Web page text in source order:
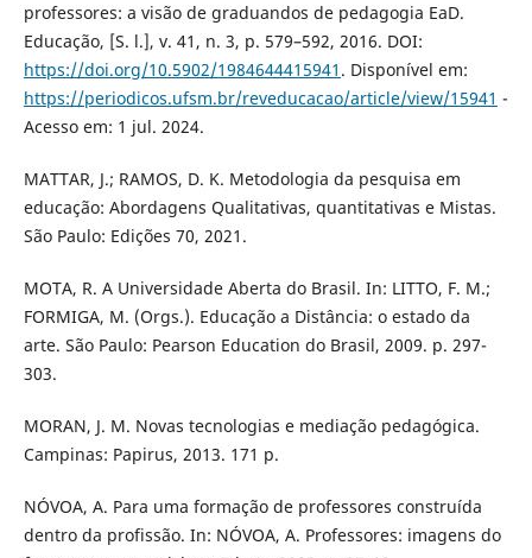
professores: a visão de graduandos de pedagogia EaD.
Educação, [S. l.], v. 41, n. 3, p. 579–592, 2016. DOI:
https://doi.org/10.5902/1984644415941 . Disponível em:
https://periodicos.ufsm.br/reveducacao/article/view/15941 -
Acesso em: 1 jul. 2024.
MATTAR, J.; RAMOS, D. K. Metodologia da pesquisa em
educação: Abordagens Qualitativas, quantitativas e Mistas.
São Paulo: Edições 70, 2021.
MOTA, R. A Universidade Aberta do Brasil. In: LITTO, F. M.;
FORMIGA, M. (Orgs.). Educação a Distância: o estado da
arte. São Paulo: Pearson Education do Brasil, 2009. p. 297-
303.
MORAN, J. M. Novas tecnologias e mediação pedagógica.
Campinas: Papirus, 2013. 171 p.
NÓVOA, A. Para uma formação de professores construída
dentro da profissão. In: NÓVOA, A. Professores: imagens do